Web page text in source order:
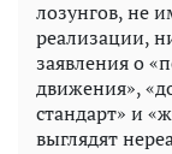
лозунгов, не
реализации,
заявления о
движения»,
стандарт» и
выглядят